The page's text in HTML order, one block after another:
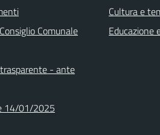
Comunale
- ante
14/01/2025
Cultura e
Educazione